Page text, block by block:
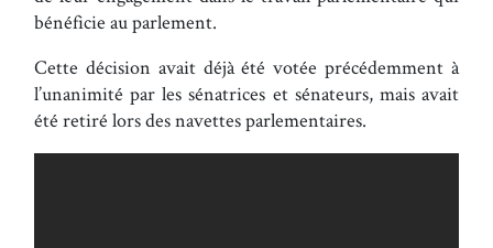
bénéficie au parlement.
Cette décision avait déjà été votée précédemment à
l’unanimité par les sénatrices et sénateurs, mais avait
été retiré lors des navettes parlementaires.